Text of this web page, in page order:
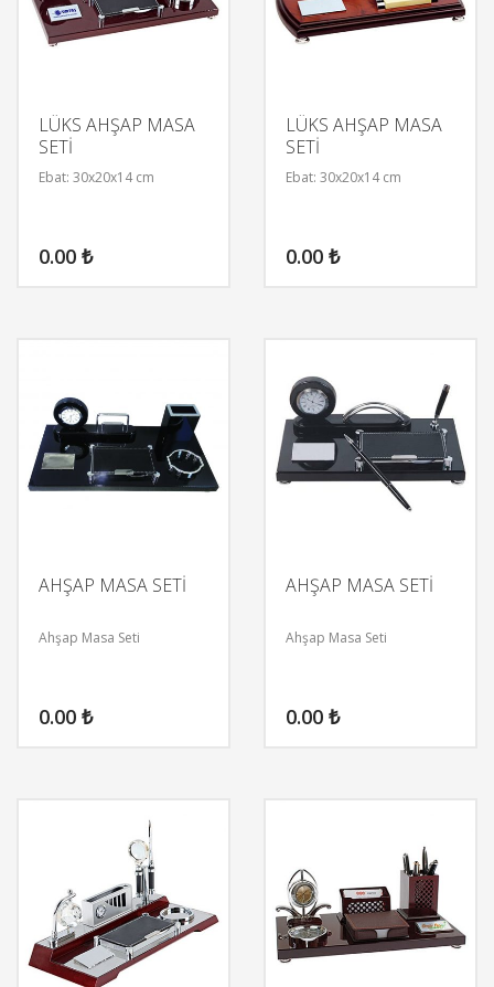
LÜKS AHŞAP MASA
SETİ
Ebat: 30x20x14 cm
0.00 ₺
LÜKS AHŞAP MASA
SETİ
Ebat: 30x20x14 cm
0.00 ₺
AHŞAP MASA SETİ
Ahşap Masa Seti
0.00 ₺
AHŞAP MASA SETİ
Ahşap Masa Seti
0.00 ₺